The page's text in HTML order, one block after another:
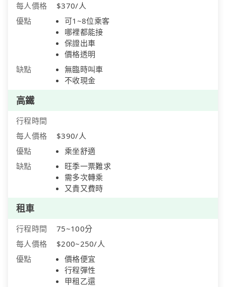
每人價格
$370/人
優點
可1~8位乘客
哪裡都能接
保證出車
價格透明
缺點
無臨時叫車
不收現金
高鐵
行程時間
每人價格
$390/人
優點
乘坐舒適
缺點
旺季一票難求
需多次轉乘
又貴又費時
租車
行程時間
75~100分
每人價格
$200~250/人
優點
價格便宜
行程彈性
甲租乙還